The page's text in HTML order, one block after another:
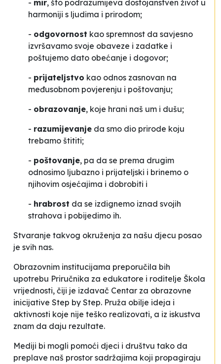
- mir, što podrazumijeva dostojanstven život u
harmoniji s ljudima i prirodom;
- odgovornost kao spremnost da savjesno
izvršavamo svoje obaveze i zadatke i
poštujemo dato obećanje i dogovor;
- prijateljstvo kao odnos zasnovan na
međusobnom povjerenju i poštovanju;
- obrazovanje, koje hrani naš um i dušu;
- razumijevanje da smo dio prirode koju
trebamo štititi;
- poštovanje, pa da se prema drugim
odnosimo ljubazno i prijateljski i brinemo o
njihovim osjećajima i dobrobiti i
- hrabrost da se izdignemo iznad svojih
strahova i pobijedimo ih.
Stvaranje takvog okruženja za našu djecu posao
je svih nas.
Obrazovnim institucijama preporučila bih
upotrebu Priručnika za edukatore i roditelje Škola
vrijednosti, čiji je izdavač Centar za obrazovne
inicijative Step by Step. Pruža obilje ideja i
aktivnosti koje nije teško realizovati, a iz iskustva
znam da daju rezultate.
Mediji bi mogli pomoći djeci i društvu tako da
preplave naš prostor sadržajima koji propagiraju